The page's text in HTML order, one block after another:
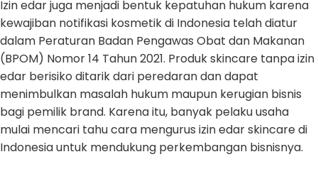
Izin edar juga menjadi bentuk kepatuhan hukum karena
kewajiban notifikasi kosmetik di Indonesia telah diatur
dalam Peraturan Badan Pengawas Obat dan Makanan
(BPOM) Nomor 14 Tahun 2021. Produk skincare tanpa izin
edar berisiko ditarik dari peredaran dan dapat
menimbulkan masalah hukum maupun kerugian bisnis
bagi pemilik brand. Karena itu, banyak pelaku usaha
mulai mencari tahu cara mengurus izin edar skincare di
Indonesia untuk mendukung perkembangan bisnisnya.